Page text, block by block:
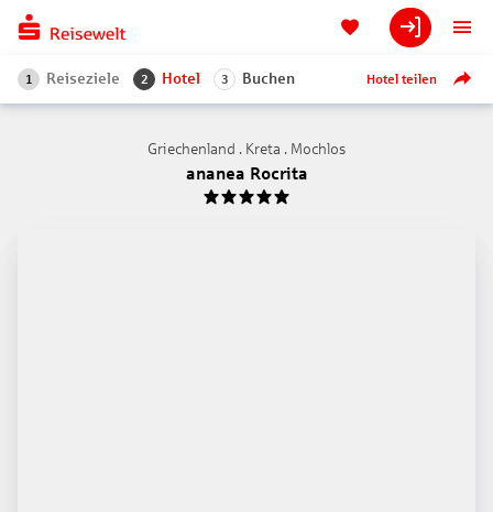
1 Reiseziele 2 Hotel 3 Buchen Hotel teilen
Griechenland . Kreta . Mochlos
ananea Rocrita
5